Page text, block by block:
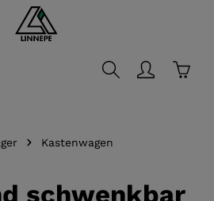
Kastenwagen
schwenkbar